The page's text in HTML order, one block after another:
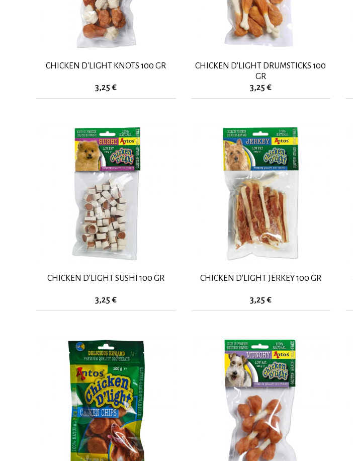
CHICKEN D'LIGHT KNOTS 100 GR
3,25 €
CHICKEN D'LIGHT DRUMSTICKS 100
GR
3,25 €
CHICKEN D'LIGHT SUSHI 100 GR
3,25 €
CHICKEN D'LIGHT JERKEY 100 GR
3,25 €